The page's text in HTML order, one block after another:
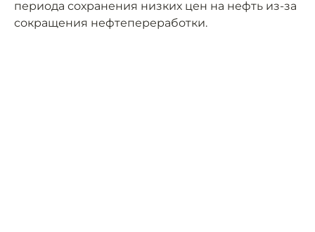
периода сохранения низких цен на нефть из-за
сокращения нефтепереработки.